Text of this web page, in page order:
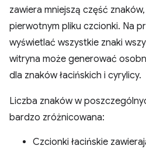
zawiera mniejszą część
pierwotnym pliku czcionki. Na
wyświetlać wszystkie znaki
witryna może generować
dla znaków łacińskich i cyrylicy.
Liczba znaków w
bardzo zróżnicowana:
Czcionki łacińskie